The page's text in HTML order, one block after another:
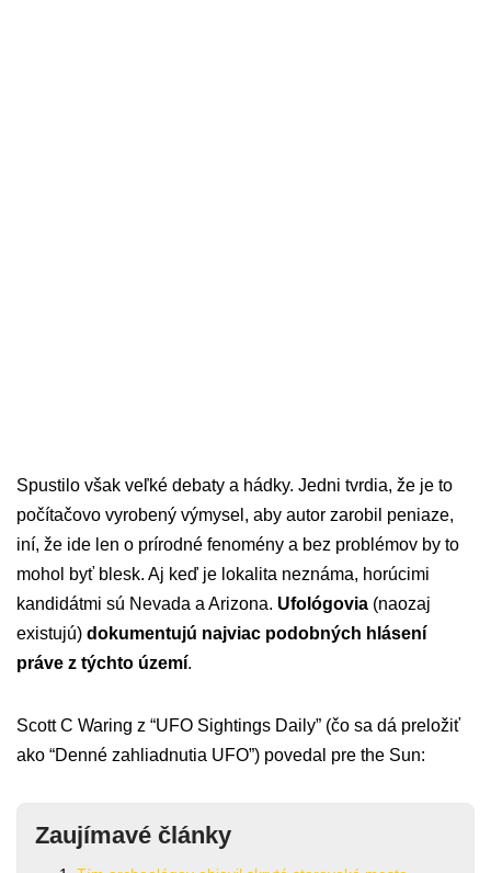
Spustilo však veľké debaty a hádky. Jedni tvrdia, že je to
počítačovo vyrobený výmysel, aby autor zarobil peniaze,
iní, že ide len o prírodné fenomény a bez problémov by to
mohol byť blesk. Aj keď je lokalita neznáma, horúcimi
kandidátmi sú Nevada a Arizona. Ufológovia (naozaj
existujú) dokumentujú najviac podobných hlásení
práve z týchto území.
Scott C Waring z “UFO Sightings Daily” (čo sa dá preložiť
ako “Denné zahliadnutia UFO”) povedal pre the Sun:
Zaujímavé články